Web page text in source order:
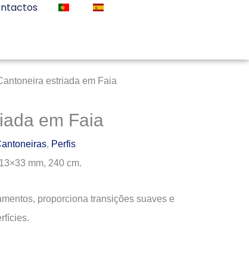
estriada em Faia
em Faia
, Perfis
mm, 240 cm.
proporciona transições suaves e